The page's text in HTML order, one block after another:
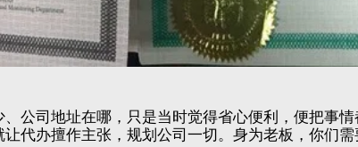
公司地址在哪，只是当时觉得省心便利，便把事
代办擅作主张，规划公司一切。身为老板，你们